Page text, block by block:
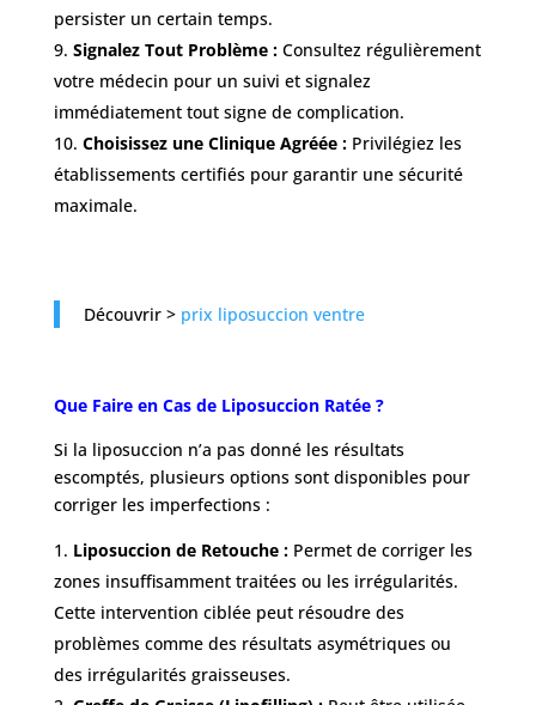
persister un certain temps.
Signalez Tout Problème :Consultez régulièrement
votre médecin pour un suivi et signalez
immédiatement tout signe de complication.
Choisissez une Clinique Agréée :Privilégiez les
établissements certifiés pour garantir une sécurité
maximale.
Découvrir > prix liposuccion ventre
Que Faire en Cas de Liposuccion Ratée ?
Si la liposuccion n’a pas donné les résultats
escomptés, plusieurs options sont disponibles pour
corriger les imperfections :
Liposuccion de Retouche :Permet de corriger les
zones insuffisamment traitées ou les irrégularités.
Cette intervention ciblée peut résoudre des
problèmes comme des résultats asymétriques ou
des irrégularités graisseuses.